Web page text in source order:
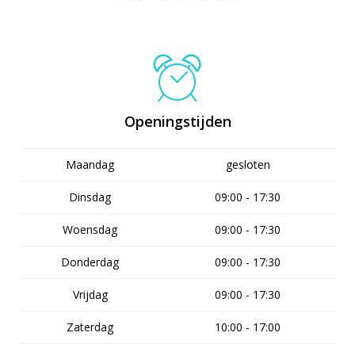
Openingstijden
Maandag gesloten
Dinsdag 09:00 - 17:30
Woensdag 09:00 - 17:30
Donderdag 09:00 - 17:30
Vrijdag 09:00 - 17:30
Zaterdag 10:00 - 17:00